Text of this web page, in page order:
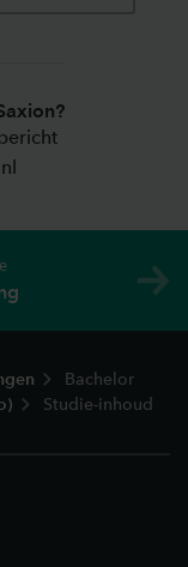
Bachelor
Studie-inhoud